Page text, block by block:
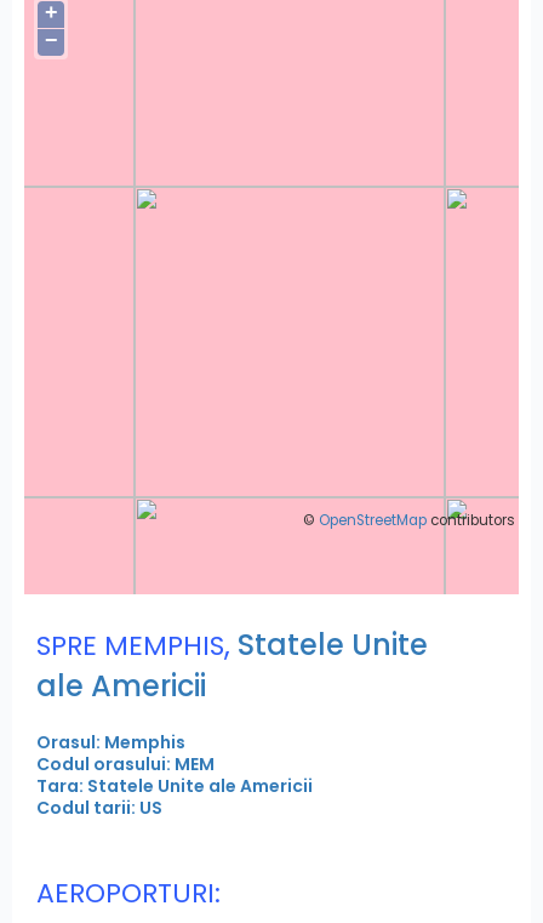
+
−
© OpenStreetMap contributors
SPRE MEMPHIS, Statele Unite
ale Americii
Orasul: Memphis
Codul orasului: MEM
Tara: Statele Unite ale Americii
Codul tarii: US
AEROPORTURI: